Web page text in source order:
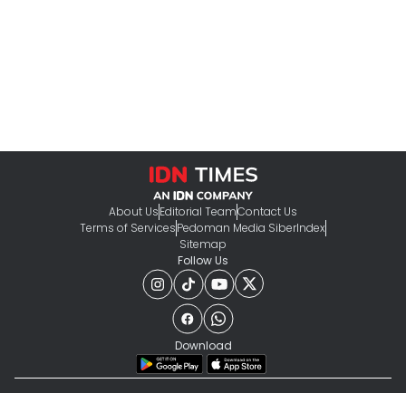
About UsEditorial TeamContact Us
Terms of ServicesPedoman Media SiberIndex
Sitemap
Follow Us
Download